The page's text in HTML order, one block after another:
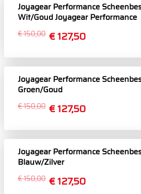
Joyagear Performance
Wit/Goud Joyagear Performance
Scheenbeschermers Wit/Goud
€ 127,50
€ 150,00
Joyagear Performance
Groen/Goud
€ 127,50
€ 150,00
Joyagear Performance
Blauw/Zilver
€ 127,50
€ 150,00